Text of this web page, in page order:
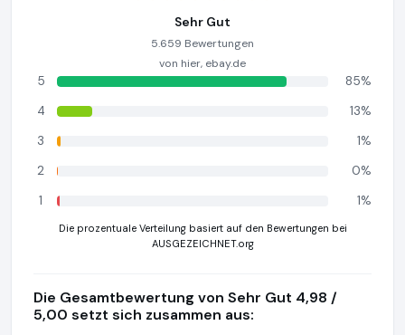
Sehr Gut
5.659 Bewertungen
von hier, ebay.de
5
85%
4
13%
3
1%
2
0%
1
1%
Die prozentuale Verteilung basiert auf den Bewertungen bei
AUSGEZEICHNET.org
Die Gesamtbewertung von Sehr Gut 4,98 /
5,00 setzt sich zusammen aus: